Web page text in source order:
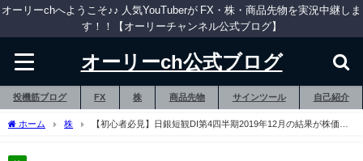
オーリーchへようこそ♪♪ 人気YouTuberが FX・株・商品先物を実況中継しま
す！！【オーリーチャンネル公式ブログ】
オーリーch公式ブログ
投機筋ブログ FX 株 商品先物 サインツール 自己紹介
ホーム 株
【初心者必見】日銀短観DI第4四半期2019年12月の結果が株価に